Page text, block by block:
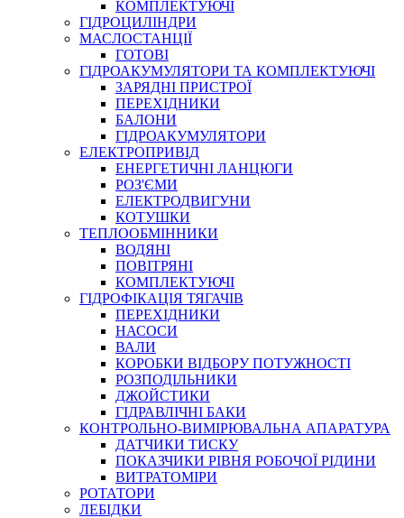
СПЕЦІАЛЬНІ
ГЕРМЕТИКИ
КЛЕЇ, ЦЕМЕНТИ, ЕПОКСИДКИ
РЕМОНТ ГІДРОЦИЛІНДРІВ
БОРЕКС, ЕО
КОМПЛЕКТУЮЧІ
ГІДРОЦИЛІНДРИ
МАСЛОСТАНЦІЇ
ГОТОВІ
ГІДРОАКУМУЛЯТОРИ ТА КОМПЛЕКТУЮЧІ
ЗАРЯДНІ ПРИСТРОЇ
ПЕРЕХІДНИКИ
БАЛОНИ
ГІДРОАКУМУЛЯТОРИ
ЕЛЕКТРОПРИВІД
ЕНЕРГЕТИЧНІ ЛАНЦЮГИ
РОЗ'ЄМИ
ЕЛЕКТРОДВИГУНИ
КОТУШКИ
ТЕПЛООБМІННИКИ
ВОДЯНІ
ПОВІТРЯНІ
КОМПЛЕКТУЮЧІ
ГІДРОФІКАЦІЯ ТЯГАЧІВ
ПЕРЕХІДНИКИ
НАСОСИ
ВАЛИ
КОРОБКИ ВІДБОРУ ПОТУЖНОСТІ
РОЗПОДІЛЬНИКИ
ДЖОЙСТИКИ
ГІДРАВЛІЧНІ БАКИ
КОНТРОЛЬНО-ВИМІРЮВАЛЬНА АПАРАТУРА
ДАТЧИКИ ТИСКУ
ПОКАЗЧИКИ РІВНЯ РОБОЧОЇ РІДИНИ
ВИТРАТОМІРИ
РОТАТОРИ
ЛЕБІДКИ